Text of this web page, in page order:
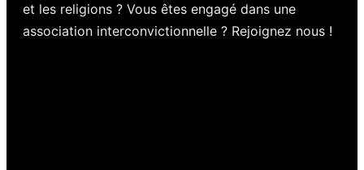
et les religions ? Vous êtes engagé dans une
association interconvictionnelle ? Rejoignez nous !